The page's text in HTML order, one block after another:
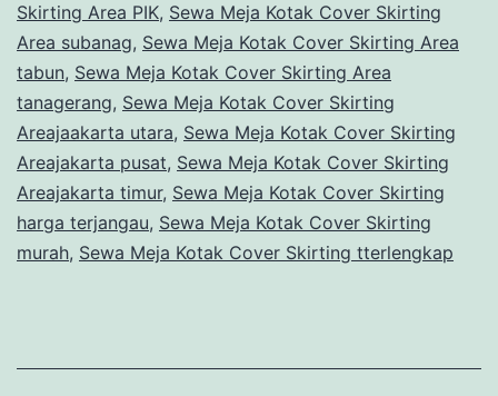
Skirting Area PIK, Sewa Meja Kotak Cover Skirting
Area subanag, Sewa Meja Kotak Cover Skirting Area
tabun, Sewa Meja Kotak Cover Skirting Area
tanagerang, Sewa Meja Kotak Cover Skirting
Areajaakarta utara, Sewa Meja Kotak Cover Skirting
Areajakarta pusat, Sewa Meja Kotak Cover Skirting
Areajakarta timur, Sewa Meja Kotak Cover Skirting
harga terjangau, Sewa Meja Kotak Cover Skirting
murah, Sewa Meja Kotak Cover Skirting tterlengkap